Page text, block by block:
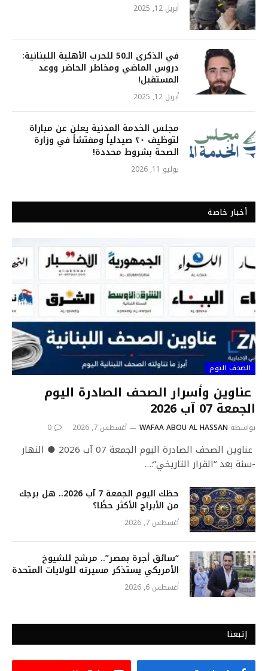
أبريل 12, 2025
في الذكرى الـ50 للحرب الأهلية اللبنانية:
دروس الماضي ومخاطر الحاضر ووعد
المستقبل!
أبريل 12, 2025
مجلس الخدمة المدنية يعلن عن مباراة
لتوظيف ٢٠ صيدلياً ومفتشاً في وزارة
الصحة بشروط محددة!
يوليو 11, 2026
أخبار خاصة
الصحف اليوم
عناوين وأسرار الصحف الصادرة اليوم
الجمعة 07 آب 2026
بواسطة WAFAA ABOU AL HASSAN أغسطس 7, 2026 0
عناوين الصحف الصادرة اليوم الجمعة 07 آب 2026 ● النهار
-سنة بعد “القرار التاريخي”:…
حظك اليوم الجمعة 7 آب 2026.. هل برجك
من الأبراج الأكثر حظًا؟
أغسطس 7, 2026
“سائق أجرة بمصر”.. مرشح للشيوخ
الأمريكي يستذكر مسيرته للولايات المتحدة
أغسطس 6, 2026
إتبعنا